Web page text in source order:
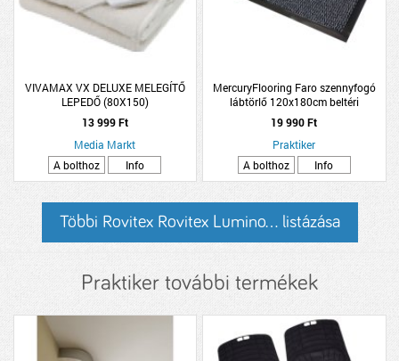
VIVAMAX VX DELUXE MELEGÍTŐ
LEPEDŐ (80X150)
13 999 Ft
Media Markt
A bolthoz
Info
MercuryFlooring Faro szennyfogó
lábtörlő 120x180cm beltéri
használatra szürke
19 990 Ft
Praktiker
A bolthoz
Info
Többi Rovitex Rovitex Lumino... listázása
Praktiker további termékek